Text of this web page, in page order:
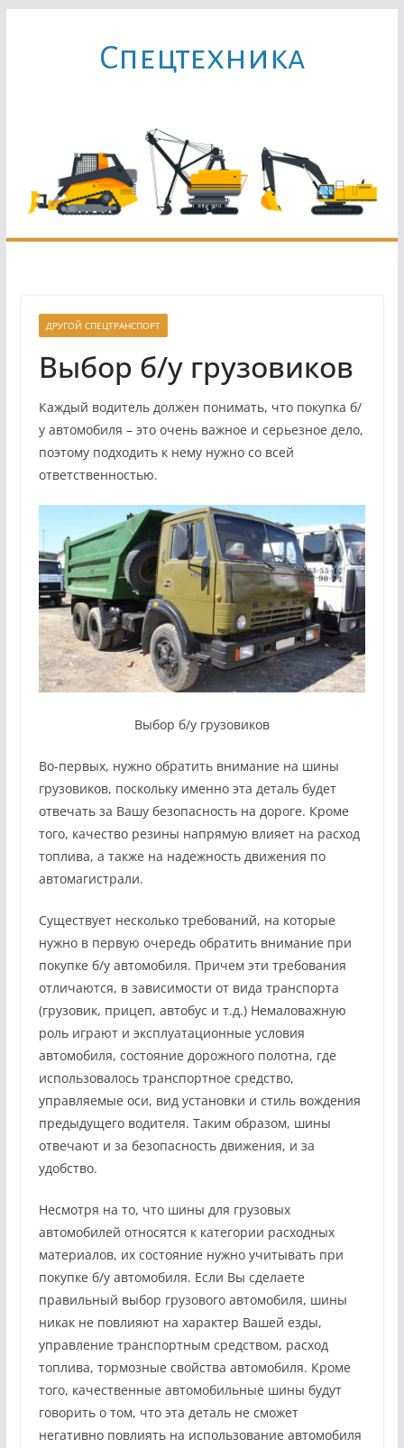
содержимомуCпецтехника
ДРУГОЙ СПЕЦТРАНСПОРТ
Выбор б/у грузовиков
Каждый водитель должен понимать, что покупка б/
у автомобиля – это очень важное и серьезное дело,
поэтому подходить к нему нужно со всей
ответственностью.
Выбор б/у грузовиков
Во-первых, нужно обратить внимание на шины
грузовиков, поскольку именно эта деталь будет
отвечать за Вашу безопасность на дороге. Кроме
того, качество резины напрямую влияет на расход
топлива, а также на надежность движения по
автомагистрали.
Существует несколько требований, на которые
нужно в первую очередь обратить внимание при
покупке б/у автомобиля. Причем эти требования
отличаются, в зависимости от вида транспорта
(грузовик, прицеп, автобус и т.д.) Немаловажную
роль играют и эксплуатационные условия
автомобиля, состояние дорожного полотна, где
использовалось транспортное средство,
управляемые оси, вид установки и стиль вождения
предыдущего водителя. Таким образом, шины
отвечают и за безопасность движения, и за
удобство.
Несмотря на то, что шины для грузовых
автомобилей относятся к категории расходных
материалов, их состояние нужно учитывать при
покупке б/у автомобиля. Если Вы сделаете
правильный выбор грузового автомобиля, шины
никак не повлияют на характер Вашей езды,
управление транспортным средством, расход
топлива, тормозные свойства автомобиля. Кроме
того, качественные автомобильные шины будут
говорить о том, что эта деталь не сможет
негативно повлиять на использование автомобиля